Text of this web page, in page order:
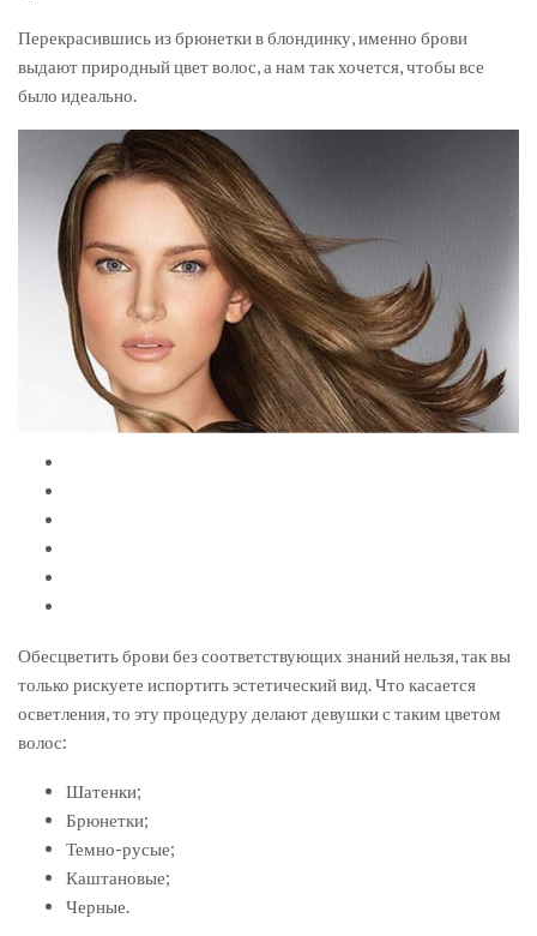
Перекрасившись из брюнетки в блондинку, именно брови
выдают природный цвет волос, а нам так хочется, чтобы все
было идеально.
Обесцветить брови без соответствующих знаний нельзя, так вы
только рискуете испортить эстетический вид. Что касается
осветления, то эту процедуру делают девушки с таким цветом
волос:
Шатенки;
Брюнетки;
Темно-русые;
Каштановые;
Черные.